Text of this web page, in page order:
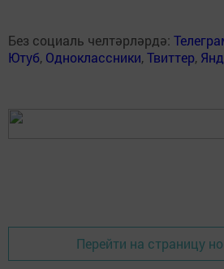
Без социаль челтәрләрдә:
Ютуб, Одноклассники,Твиттер,
Перейти на страницу